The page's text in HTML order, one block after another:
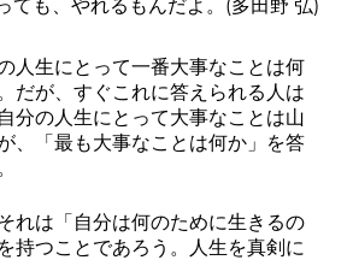
人生にとって一番大事なことは何
だが、すぐこれに答えられる人は
分の人生にとって大事なことは山
、「最も大事なことは何か」を答
れは「自分は何のために生きるの
持つことであろう。人生を真剣に